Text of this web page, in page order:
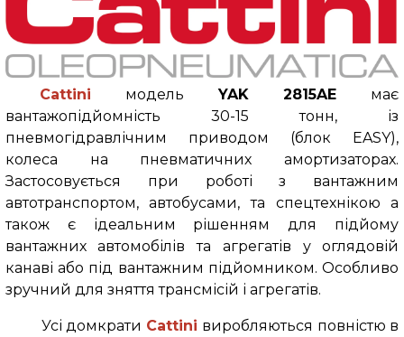
Cattini модельYAK 2815AE має
вантажопідйомність 30-15 тонн, із
пневмогідравлічним приводом (блок EASY),
колеса на пневматичних амортизаторах.
Застосовується при роботі з вантажним
автотранспортом, автобусами, та спецтехнікою а
також є ідеальним рішенням для підйому
вантажних автомобілів та агрегатів у оглядовій
канаві або під вантажним підйомником. Особливо
зручний для зняття трансмісій і агрегатів.
Усі домкрати Cattini виробляються повністю в